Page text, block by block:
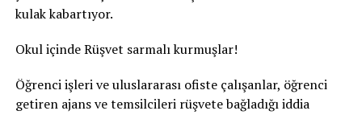
İLGİLİ KONU:
Uluslararası uyuşturucu ticaretine karşı yeni genelge
KAÇIRMAYIN
Halkbank’tan kadın kooperatiflerine özel kredi
kulak kabartıyor.
Okul içinde Rüşvet sarmalı kurmuşlar!
Öğrenci işleri ve uluslararası ofiste çalışanlar, öğrenci
getiren ajans ve temsilcileri rüşvete bağladığı iddia